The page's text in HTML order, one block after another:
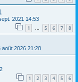
2021 14:53
1 … 5 6 7 8
août 2026 21:28
1 2 3 4 5 6